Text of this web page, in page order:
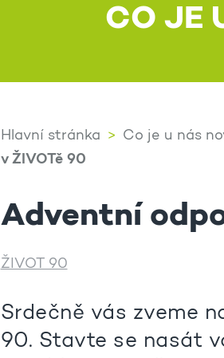
CO JE
Hlavní stránka Co je u nás
v ŽIVOTě 90
Adventní
ŽIVOT 90
Srdečně vás zveme
90. Stavte se nasát